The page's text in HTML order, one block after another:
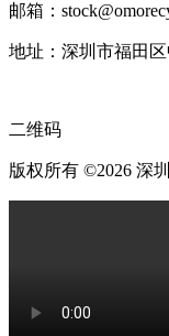
邮箱：
地址：深圳市福田
二维码
版权所有 ©2026 深